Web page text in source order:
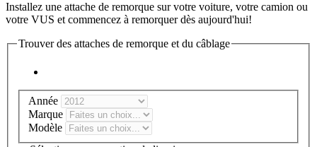
Installez une attache de remorque sur votre voiture, votre camion ou
votre VUS et commencez à remorquer dès aujourd'hui!
Trouver des attaches de remorque et du câblage
Année
Marque
Modèle